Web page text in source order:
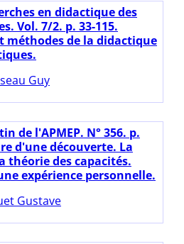
en didactique des
Vol. 7/2. p. 33-115.
méthodes de la didactique
Guy
de l'APMEP. N° 356. p.
d'une découverte. La
théorie des capacités.
expérience personnelle.
Gustave